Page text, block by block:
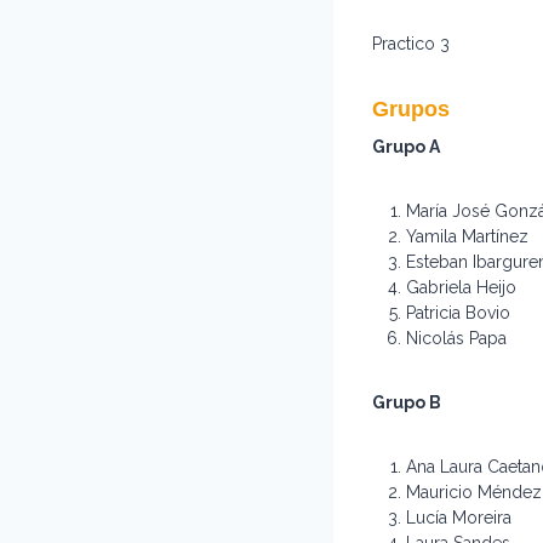
Practico 3
Grupos
Grupo A
María José
Yamila Martínez
Esteban
Gabriela Heijo
Patricia Bovio
Nicolás Papa
Grupo B
Ana Laura
Mauricio Méndez
Lucía Moreira